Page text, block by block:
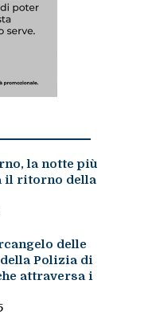
la notte più
il ritorno della
delle
Polizia di
attraversa i